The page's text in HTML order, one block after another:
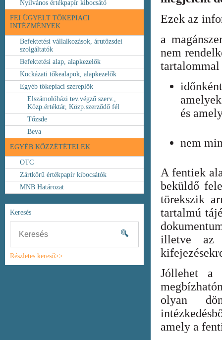
Nyilvános értékpapír kibocsátó
FELÜGYELT TŐKEPIACI
INTÉZMÉNYEK
Befektetési vállalkozások, árutőzsdei
szolgáltatók
Befektetési alap, alapkezelők
Kockázati tőkealapok, alapkezelők
Egyéb tőkepiaci szereplők
Elszámolóházi tev.végző szerv.,
Közp.értéktár, Közp.szerződő fél
Tőzsde
Beva
EGYÉB KÖZZÉTÉTELEK
OTC
Zártkörű értékpapír kibocsátók
MNB Határozat
Keresés
Részletes kereső>>
Ezek az
a
nem
és
nem
A fentiek
beküldő
törekszik
tartalmú
illetve az
Jóllehet a
olyan
amely a